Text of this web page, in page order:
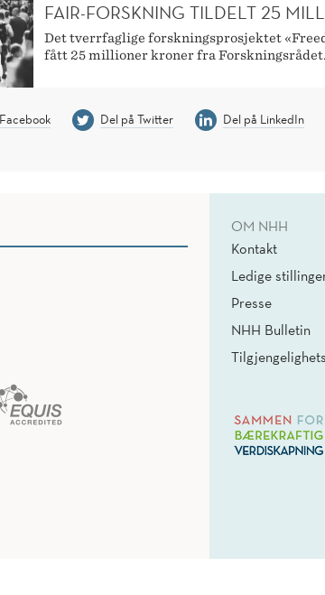
FAIR-FORSKNING TILDELT 25
Det tverrfaglige forskningsprosjektet
fått 25 millioner kroner fra Forskningsrådet.
Del på Twitter Del på LinkedIn
OM NHH
Kontakt
Ledige
Presse
NHH Bulletin